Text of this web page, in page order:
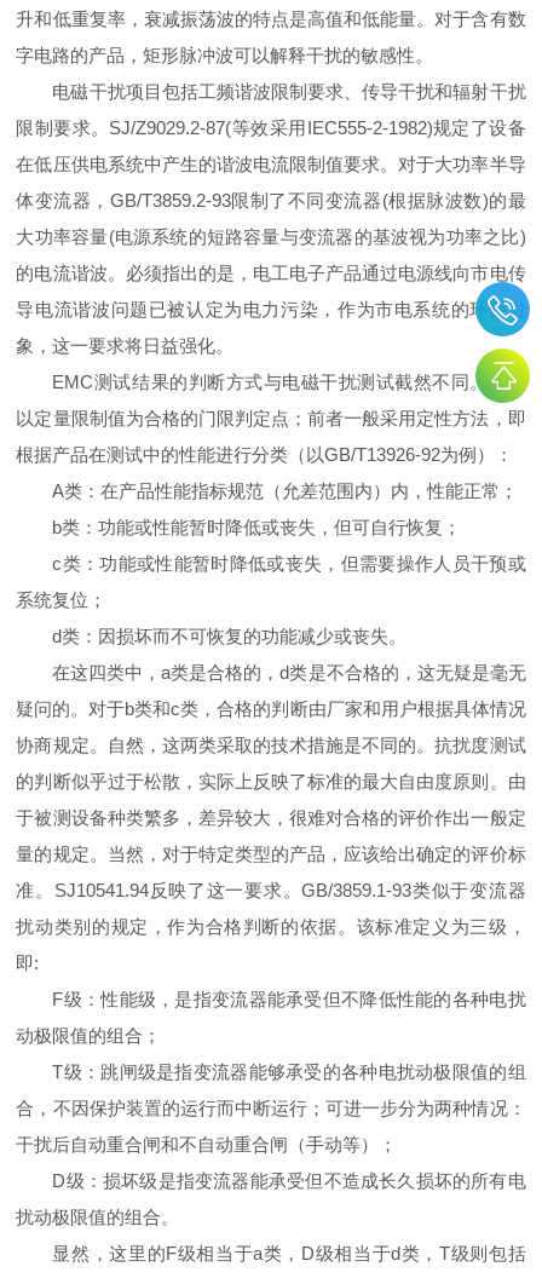
升和低重复率，衰减振荡波的特点是高值和低能量。对于含有数
字电路的产品，矩形脉冲波可以解释干扰的敏感性。
电磁干扰项目包括工频谐波限制要求、传导干扰和辐射干扰
限制要求。SJ/Z9029.2-87(等效采用IEC555-2-1982)规定了设备
在低压供电系统中产生的谐波电流限制值要求。对于大功率半导
体变流器，GB/T3859.2-93限制了不同变流器(根据脉波数)的最
大功率容量(电源系统的短路容量与变流器的基波视为功率之比)
的电流谐波。必须指出的是，电工电子产品通过电源线向市电传
导电流谐波问题已被认定为电力污染，作为市电系统的环保对
象，这一要求将日益强化。
EMC测试结果的判断方式与电磁干扰测试截然不同。后者
以定量限制值为合格的门限判定点；前者一般采用定性方法，即
根据产品在测试中的性能进行分类（以GB/T13926-92为例）：
A类：在产品性能指标规范（允差范围内）内，性能正常；
b类：功能或性能暂时降低或丧失，但可自行恢复；
c类：功能或性能暂时降低或丧失，但需要操作人员干预或
系统复位；
d类：因损坏而不可恢复的功能减少或丧失。
在这四类中，a类是合格的，d类是不合格的，这无疑是毫无
疑问的。对于b类和c类，合格的判断由厂家和用户根据具体情况
协商规定。自然，这两类采取的技术措施是不同的。抗扰度测试
的判断似乎过于松散，实际上反映了标准的最大自由度原则。由
于被测设备种类繁多，差异较大，很难对合格的评价作出一般定
量的规定。当然，对于特定类型的产品，应该给出确定的评价标
准。SJ10541.94反映了这一要求。GB/3859.1-93类似于变流器
扰动类别的规定，作为合格判断的依据。该标准定义为三级，
即:
F级：性能级，是指变流器能承受但不降低性能的各种电扰
动极限值的组合；
T级：跳闸级是指变流器能够承受的各种电扰动极限值的组
合，不因保护装置的运行而中断运行；可进一步分为两种情况：
干扰后自动重合闸和不自动重合闸（手动等）；
D级：损坏级是指变流器能承受但不造成长久损坏的所有电
扰动极限值的组合。
显然，这里的F级相当于a类，D级相当于d类，T级则包括